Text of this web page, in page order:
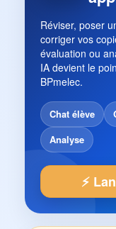
Réviser, poser
corriger vos
évaluation ou
IA devient le
BPmelec.
Chat élève
Analyse
⚡